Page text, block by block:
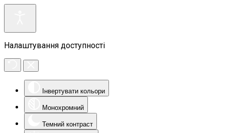
Налаштування доступності
Інвертувати кольори
Монохромний
Темний контраст